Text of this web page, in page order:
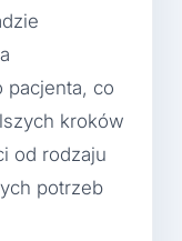
pacjenta, co
kroków
od rodzaju
potrzeb